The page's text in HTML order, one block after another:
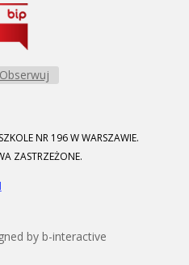
Obserwuj
NR 196 W WARSZAWIE.
ZASTRZEŻONE.
by b-interactive